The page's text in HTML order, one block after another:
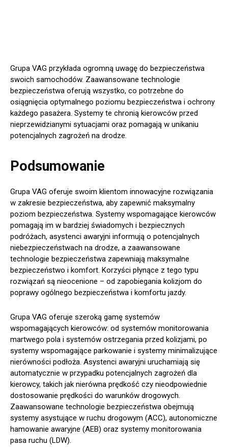
Grupa VAG przykłada ogromną uwagę do bezpieczeństwa
swoich samochodów. Zaawansowane technologie
bezpieczeństwa oferują wszystko, co potrzebne do
osiągnięcia optymalnego poziomu bezpieczeństwa i ochrony
każdego pasażera. Systemy te chronią kierowców przed
nieprzewidzianymi sytuacjami oraz pomagają w unikaniu
potencjalnych zagrożeń na drodze.
Podsumowanie
Grupa VAG oferuje swoim klientom innowacyjne rozwiązania
w zakresie bezpieczeństwa, aby zapewnić maksymalny
poziom bezpieczeństwa. Systemy wspomagające kierowców
pomagają im w bardziej świadomych i bezpiecznych
podróżach, asystenci awaryjni informują o potencjalnych
niebezpieczeństwach na drodze, a zaawansowane
technologie bezpieczeństwa zapewniają maksymalne
bezpieczeństwo i komfort. Korzyści płynące z tego typu
rozwiązań są nieocenione – od zapobiegania kolizjom do
poprawy ogólnego bezpieczeństwa i komfortu jazdy.
Grupa VAG oferuje szeroką gamę systemów
wspomagających kierowców: od systemów monitorowania
martwego pola i systemów ostrzegania przed kolizjami, po
systemy wspomagające parkowanie i systemy minimalizujące
nierówności podłoża. Asystenci awaryjni uruchamiają się
automatycznie w przypadku potencjalnych zagrożeń dla
kierowcy, takich jak nierówna prędkość czy nieodpowiednie
dostosowanie prędkości do warunków drogowych.
Zaawansowane technologie bezpieczeństwa obejmują
systemy asystujące w ruchu drogowym (ACC), autonomiczne
hamowanie awaryjne (AEB) oraz systemy monitorowania
pasa ruchu (LDW).